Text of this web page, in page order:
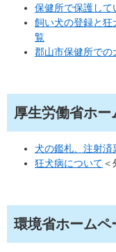
保健所で保護して
飼い犬の登録と狂
覧
郡山市保健所での
厚生労働省ホー
犬の鑑札、注射済
狂犬病について ＜
環境省ホームペ